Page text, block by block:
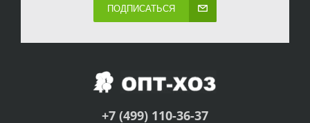
ПОДПИСАТЬСЯ
+7 (499) 110-36-37